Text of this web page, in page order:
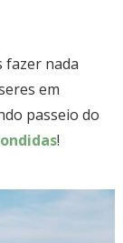
fazer nada
em
passeio do
!